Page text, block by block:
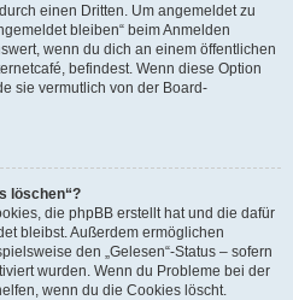
einen Dritten. Um angemeldet zu
bleiben“ beim Anmelden
wenn du dich an einem öffentlichen
befindest. Wenn diese Option
sie vermutlich von der Board-
löschen“?
die phpBB erstellt hat und die dafür
bleibst. Außerdem ermöglichen
den „Gelesen“-Status – sofern
wurden. Wenn du Probleme bei der
wenn du die Cookies löscht.